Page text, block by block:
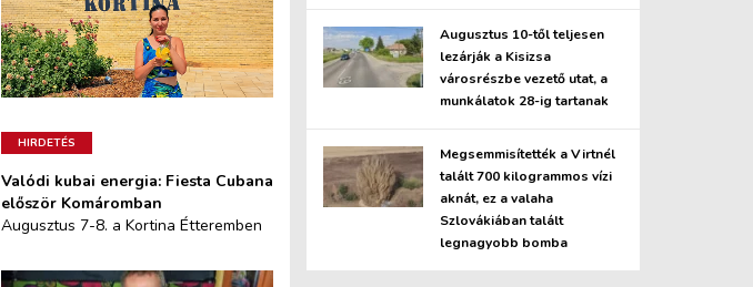
Valódi kubai energia: Fiesta Cubana
először Komáromban
Augusztus 7-8. a Kortina Étteremben
Augusztus 10-től teljesen
lezárják a Kisizsa
városrészbe vezető utat, a
munkálatok 28-ig tartanak
Megsemmisítették a Virtnél
talált 700 kilogrammos vízi
aknát, ez a valaha
Szlovákiában talált
legnagyobb bomba